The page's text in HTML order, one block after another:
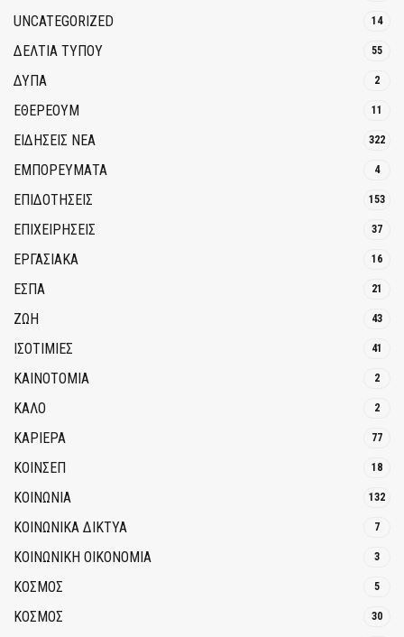
UNCATEGORIZED 14
ΔΕΛΤΙΑ ΤΥΠΟΥ 55
ΔΥΠΑ 2
ΕΘΈΡΕΟΥΜ 11
ΕΙΔΗΣΕΙΣ ΝΕΑ 322
ΕΜΠΟΡΕΥΜΑΤΑ 4
ΕΠΙΔΟΤΗΣΕΙΣ 153
ΕΠΙΧΕΙΡΗΣΕΙΣ 37
ΕΡΓΑΣΙΑΚΑ 16
ΕΣΠΑ 21
ΖΩΗ 43
ΙΣΟΤΙΜΙΕΣ 41
ΚΑΙΝΟΤΟΜΊΑ 2
ΚΑΛΟ 2
ΚΑΡΙΕΡΑ 77
ΚΟΙΝΣΕΠ 18
ΚΟΙΝΩΝΙΑ 132
ΚΟΙΝΩΝΙΚΆ ΔΊΚΤΥΑ 7
ΚΟΙΝΩΝΙΚΉ ΟΙΚΟΝΟΜΊΑ 3
ΚΟΣΜΟΣ 5
ΚΟΣΜΟΣ 30